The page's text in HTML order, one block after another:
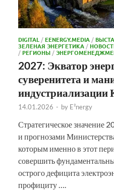
DIGITAL /EENERGY.MEDIA /
ЗЕЛЕНАЯ ЭНЕРГЕТИКА /
/РЕГИОНЫ /
2027: Экватор
суверенитета и
индустриализации
14.01.2026 - by E²nergy
Стратегическое значение
и прогнозами
которым именно в этот
совершить
острого дефицита
профициту ….